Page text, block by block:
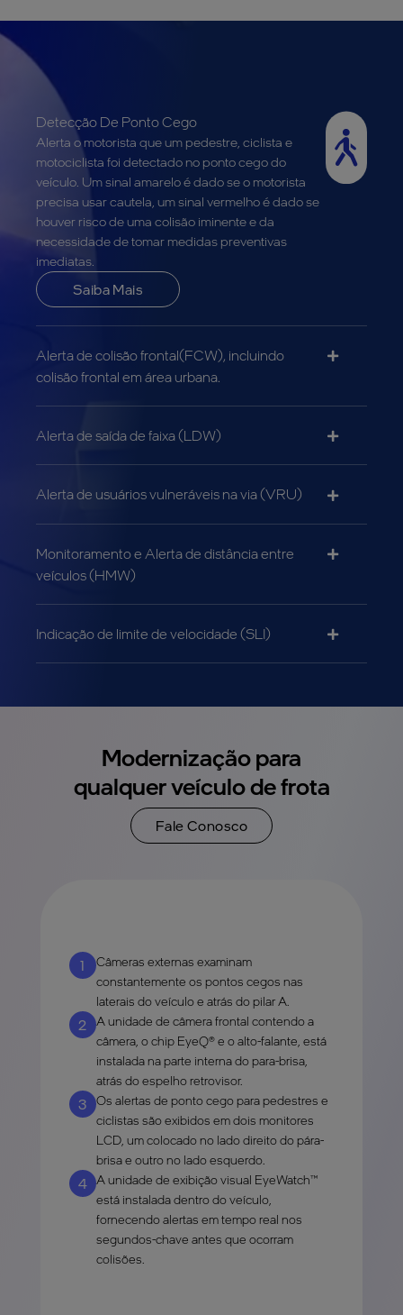
Detecção De Ponto Cego
Alerta o motorista que um pedestre, ciclista e
motociclista foi detectado no ponto cego do
veículo. Um sinal amarelo é dado se o motorista
precisa usar cautela, um sinal vermelho é dado se
houver risco de uma colisão iminente e da
necessidade de tomar medidas preventivas
imediatas.
Saiba Mais
Alerta de colisão frontal(FCW), incluindo
colisão frontal em área urbana.
Alerta de saída de faixa (LDW)
Alerta de usuários vulneráveis na via (VRU)
Monitoramento e Alerta de distância entre
veículos (HMW)
Indicação de limite de velocidade (SLI)
Modernização para
qualquer veículo de frota
Fale Conosco
1
Câmeras externas examinam
constantemente os pontos cegos nas
laterais do veículo e atrás do pilar A.
2
A unidade de câmera frontal contendo a
câmera, o chip EyeQ® e o alto-falante, está
instalada na parte interna do para-brisa,
atrás do espelho retrovisor.
3
Os alertas de ponto cego para pedestres e
ciclistas são exibidos em dois monitores
LCD, um colocado no lado direito do pára-
brisa e outro no lado esquerdo.
4 A unidade de exibição visual EyeWatch™
está instalada dentro do veículo,
fornecendo alertas em tempo real nos
segundos-chave antes que ocorram
colisões.